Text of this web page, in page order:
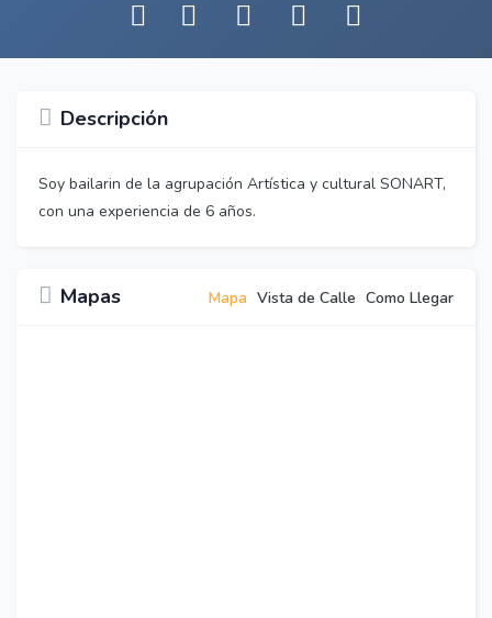
Descripción
Soy bailarin de la agrupación Artística y cultural SONART,
con una experiencia de 6 años.
Mapas Mapa Vista de Calle Como Llegar